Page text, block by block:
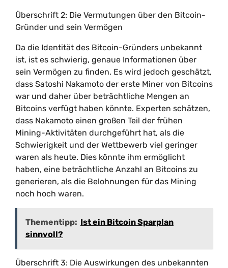
Überschrift 2: Die Vermutungen über den Bitcoin-
Gründer und sein Vermögen
Da die Identität des Bitcoin-Gründers unbekannt
ist, ist es schwierig, genaue Informationen über
sein Vermögen zu finden. Es wird jedoch geschätzt,
dass Satoshi Nakamoto der erste Miner von Bitcoins
war und daher über beträchtliche Mengen an
Bitcoins verfügt haben könnte. Experten schätzen,
dass Nakamoto einen großen Teil der frühen
Mining-Aktivitäten durchgeführt hat, als die
Schwierigkeit und der Wettbewerb viel geringer
waren als heute. Dies könnte ihm ermöglicht
haben, eine beträchtliche Anzahl an Bitcoins zu
generieren, als die Belohnungen für das Mining
noch hoch waren.
Thementipp: Ist ein Bitcoin Sparplan
sinnvoll?
Überschrift 3: Die Auswirkungen des unbekannten